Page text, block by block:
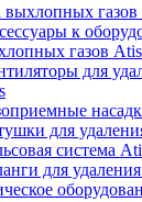
газов
к
газов Atis
для
для
система
для